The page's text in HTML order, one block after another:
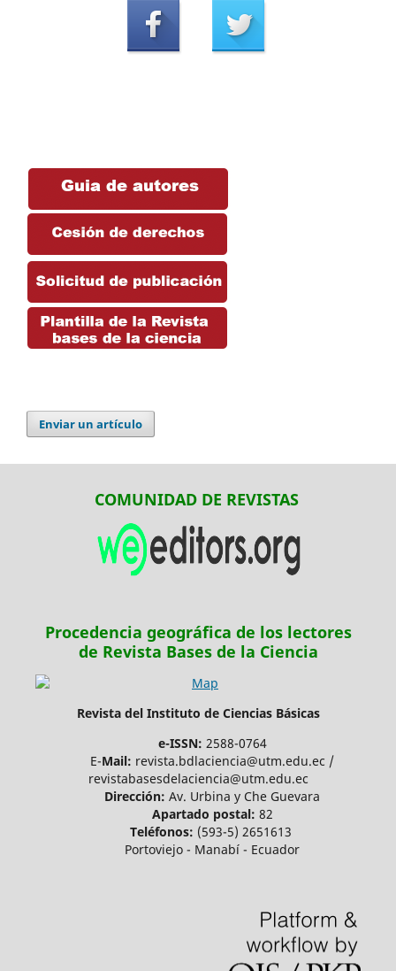
Enviar un artículo
COMUNIDAD DE REVISTAS
Procedencia geográfica de los lectores
de Revista Bases de la Ciencia
Revista del Instituto de Ciencias Básicas
e-ISSN: 2588-0764
E-Mail: revista.bdlaciencia@utm.edu.ec /
revistabasesdelaciencia@utm.edu.ec
Dirección: Av. Urbina y Che Guevara
Apartado postal: 82
Teléfonos: (593-5) 2651613
Portoviejo - Manabí - Ecuador